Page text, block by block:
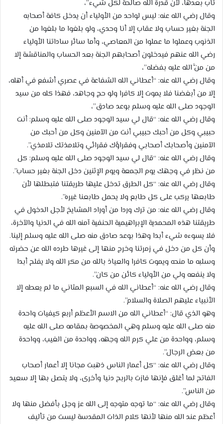
تاب بعدها، لأن قدرة الله صالحة لكل شيء”،
وقال رضي الله عنه: ليس لواحد من الأولياء أن يدخل كافة أصحابه
الجنة بغير حساب ولا عقاب إلا أنا وحدي، ولو بلغوا ما بلغوا من
الذنوب وعملوا ما عملوا من المعاصي، وأما سائر ساداتنا الأولياء
رضي الله عنهم فيدخلون أصحابهم الجنة بعد الحساب والمناقشة إلا
من منَّ الله عليه بفضله”،
وقال رضي الله عنه: “أعطاني الله الشفاعة في عصري أشفع في أهله،
إلا من أبغضنا فلا يموت إلا كافرا ولو حج وجاهد، فهذا كله من سيد
الوجود صلى الله عليه وسلم بوعد صادق”،
وقال رضي الله عنه: “قال لي سيد الوجود صلى الله عليه وسلم: أنت
حبيبي وكل من أحبك حبيبي أنت من الآمنين وكل من أحبك من
الآمنين وأصحابك أصحابي وفقراؤك فقرائي وتلامذتك تلامذي”.
وقال رضي الله عنه: “قال لي سيد الوجود صلى الله عليه وسلم: كل
من نظر في وجهك يوم الجمعة ويوم الإثنين دخل الجنة بغير حساب”.
وقال رضي الله عنه: “كل الطرق تدخل عليها طريقتنا فتبطلها لأن
طابعها يركب على كل طابع ولا يحمل طابعنا غيره”.
وقال رضي الله عنه: من ترك وردا من أوراد المشايخ لأجل الدخول في
طريقتنا هذه المحمدية الإبراهيمية الحنفية آمنه الله في الدنيا والآخرة،
فلا يسوءه شيء أبدا وهذا بوعد صادق منه صلى الله عليه وسلم إلينا.
وأن كل من دخل في زمرتنا وخرج منها إلى غيرها طرده الله عن حضرته
وسلبه ما منحه ويموت كافرا والعياذ بالله من مكر الله ولا يفلح أبدا
ولا ينفعه ولي من الأولياء كائن من كان”.
وقال رضي الله عنه: “أعطاني الله في السبع المثاني ما لم يعطه إلا
الأنبياء عليهم الصلاة والسلام”.
وهو الذي قال: “أعطاني الله من الاسم الأعظم أربع كيفيات واحدة
منه صلى الله عليه وسلم وهي المخصوصة بمقامه صلى الله عليه
وسلم، وواحدة من علي كرم الله وجهه، وواحدة من الغيب، وواحدة
من بعض الرجال”.
وقال رضي الله عنه: “كل أعمار الناس ذهبت مجانا إلا أعمار أصحاب
الفاتح لما أغلق فإنها فازت بالربح دنيا وأخرى، ولا يتصل بها إلا سعيد
من الناس”.
وقال رضي الله عنه: “ما توجه متوجه إلى الله عز وجل بأفضل منها ولا
أعظم عند الله منها لأنها كلام الذات المقدسة ليست من تأليف